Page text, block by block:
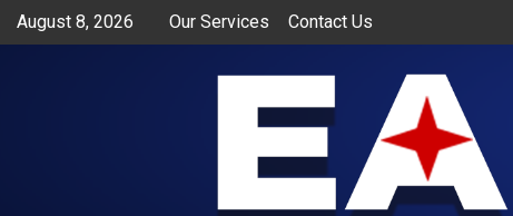
August 8, 2026 Our Services Contact Us